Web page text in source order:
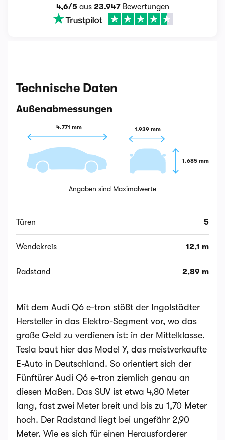
4,6/5aus 23.947Bewertungen
Technische Daten
Außenabmessungen
4.771 mm 1.939 mm
1.685 mm
Angaben sind Maximalwerte
Türen 5
Wendekreis 12,1 m
Radstand 2,89 m
Mit dem Audi Q6 e-tron stößt der Ingolstädter
Hersteller in das Elektro-Segment vor, wo das
große Geld zu verdienen ist: in der Mittelklasse.
Tesla baut hier das Model Y, das meistverkaufte
E-Auto in Deutschland. So orientiert sich der
Fünftürer Audi Q6 e-tron ziemlich genau an
diesen Maßen. Das SUV ist etwa 4,80 Meter
lang, fast zwei Meter breit und bis zu 1,70 Meter
hoch. Der Radstand liegt bei ungefähr 2,90
Meter. Wie es sich für einen Herausforderer